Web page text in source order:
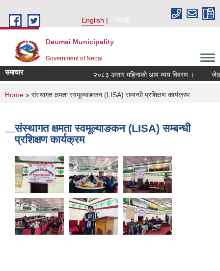
English
नेपाली
Deumai Municipality
Government of Nepal
समाचार २०८३ असार महिनाको आय व्यय विवरण । जेठ
You are here
Home » संस्थागत क्षमता स्वमूल्याङकन (LISA) सम्बन्धी प्रशिक्षण कार्यक्रम
संस्थागत क्षमता स्वमूल्याङकन (LISA) सम्बन्धी
प्रशिक्षण कार्यक्रम